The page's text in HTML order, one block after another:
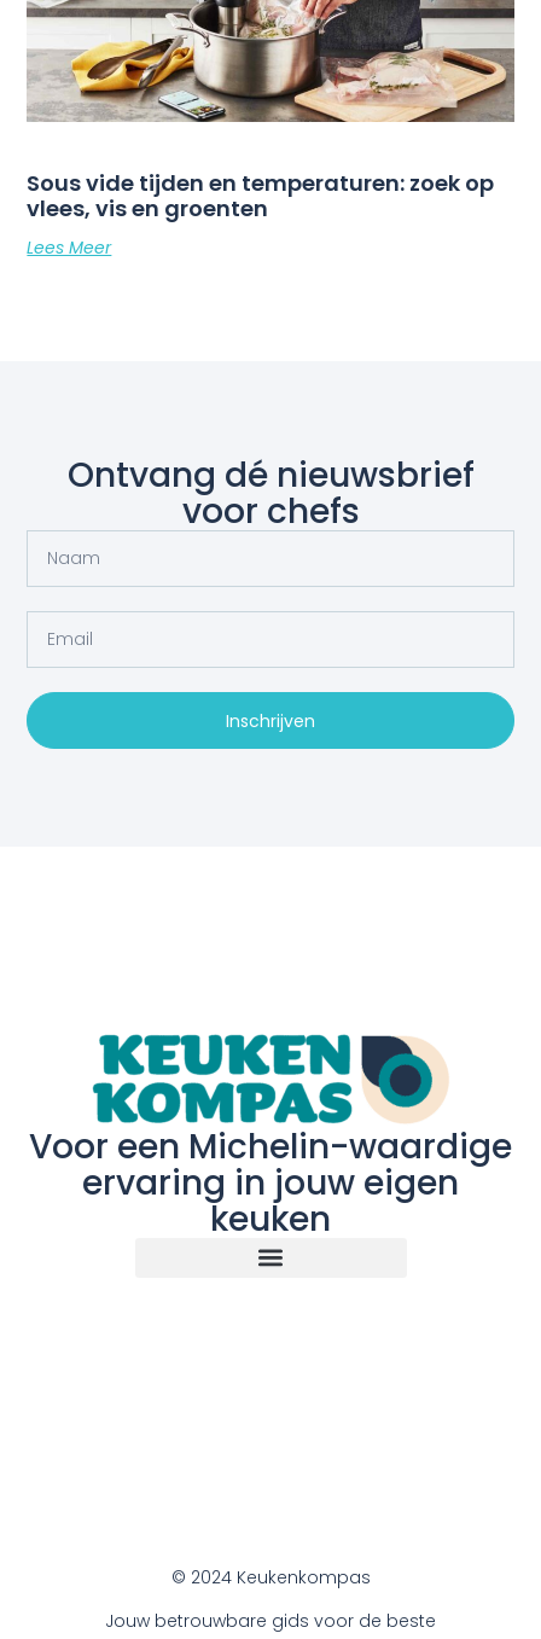
Sous vide tijden en temperaturen: zoek op
vlees, vis en groenten
Lees Meer
Ontvang dé nieuwsbrief
voor chefs
Inschrijven
Voor een Michelin-waardige
ervaring in jouw eigen
keuken
© 2024 Keukenkompas
Jouw betrouwbare gids voor de beste